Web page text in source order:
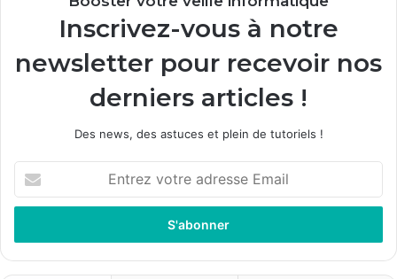
Inscrivez-vous à notre
newsletter pour recevoir nos
derniers articles !
Des news, des astuces et plein de tutoriels !
t
e
z